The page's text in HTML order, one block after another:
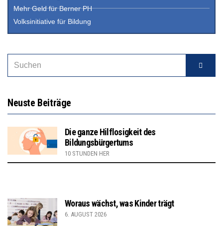
Mehr Geld für Berner PH
Volksinitiative für Bildung
Neuste Beiträge
Die ganze Hilflosigkeit des
Bildungsbürgertums
10 STUNDEN HER
Woraus wächst, was Kinder trägt
6. AUGUST 2026